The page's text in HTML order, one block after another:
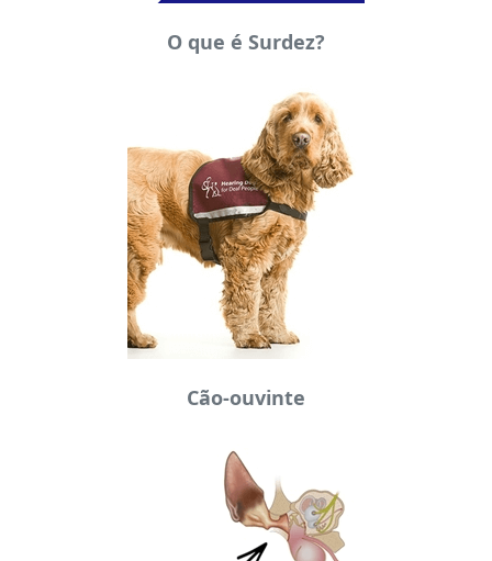
O que é Surdez?
Cão-ouvinte